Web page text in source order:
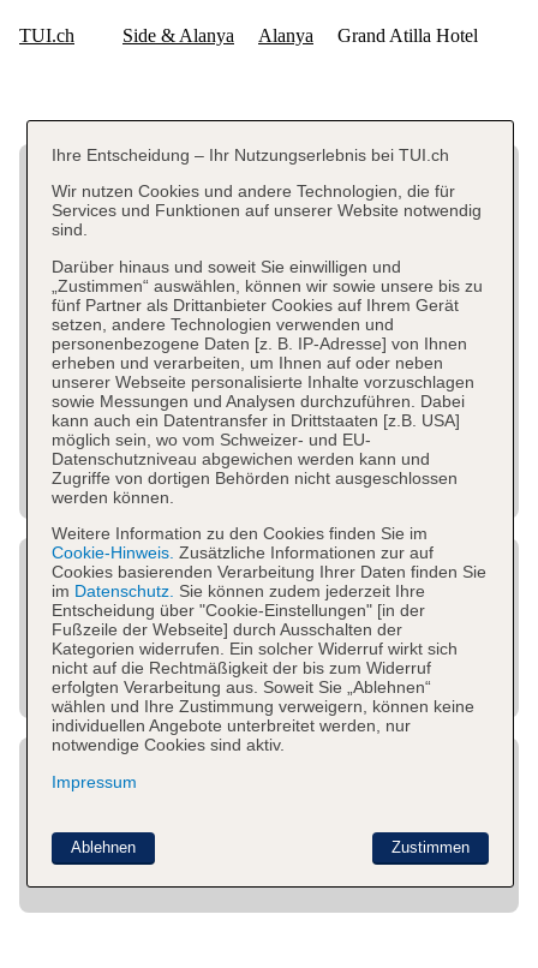
Ihre Entscheidung – Ihr Nutzungserlebnis bei TUI.ch
Wir nutzen Cookies und andere Technologien, die für
Services und Funktionen auf unserer Website notwendig
sind.
Darüber hinaus und soweit Sie einwilligen und
„Zustimmen“ auswählen, können wir sowie unsere bis zu
fünf Partner als Drittanbieter Cookies auf Ihrem Gerät
setzen, andere Technologien verwenden und
personenbezogene Daten [z. B. IP-Adresse] von Ihnen
erheben und verarbeiten, um Ihnen auf oder neben
unserer Webseite personalisierte Inhalte vorzuschlagen
sowie Messungen und Analysen durchzuführen. Dabei
kann auch ein Datentransfer in Drittstaaten [z.B. USA]
möglich sein, wo vom Schweizer- und EU-
Datenschutzniveau abgewichen werden kann und
Zugriffe von dortigen Behörden nicht ausgeschlossen
werden können.
Weitere Information zu den Cookies finden Sie im
Cookie-Hinweis. Zusätzliche Informationen zur auf
Cookies basierenden Verarbeitung Ihrer Daten finden Sie
im Datenschutz. Sie können zudem jederzeit Ihre
Entscheidung über "Cookie-Einstellungen" [in der
Fußzeile der Webseite] durch Ausschalten der
Kategorien widerrufen. Ein solcher Widerruf wirkt sich
nicht auf die Rechtmäßigkeit der bis zum Widerruf
erfolgten Verarbeitung aus. Soweit Sie „Ablehnen“
wählen und Ihre Zustimmung verweigern, können keine
individuellen Angebote unterbreitet werden, nur
notwendige Cookies sind aktiv.
Impressum
Zustimmen
Ablehnen